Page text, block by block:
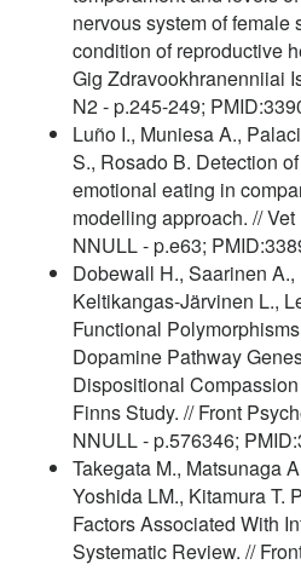
nervous system of female
condition of reproductive
Gig Zdravookhranenniiai
N2 - p.245-249;
Luño I., Muniesa A.,
S., Rosado B. Detection
emotional eating in
modelling approach. //
NNULL - p.e63;
Dobewall H., Saarinen A.,
Keltikangas-Järvinen L.,
Functional
Dopamine Pathway
Dispositional
Finns Study. // Front
NNULL - p.576346;
Takegata M., Matsunaga
Yoshida LM., Kitamura T.
Factors Associated With
Systematic Review. //